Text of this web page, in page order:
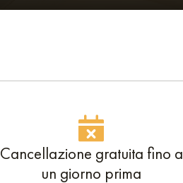
Cancellazione gratuita fino a
un giorno prima